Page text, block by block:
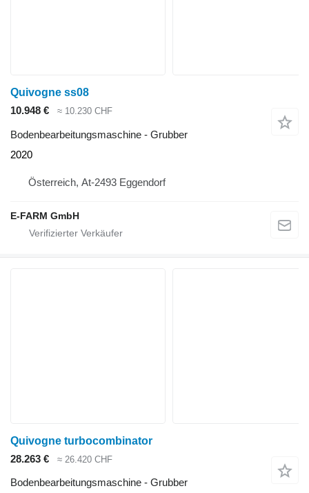
Quivogne ss08
10.948 €
≈ 10.230 CHF
Bodenbearbeitungsmaschine - Grubber
2020
Österreich, At-2493 Eggendorf
E-FARM GmbH
Quivogne turbocombinator
28.263 €
≈ 26.420 CHF
Bodenbearbeitungsmaschine - Grubber